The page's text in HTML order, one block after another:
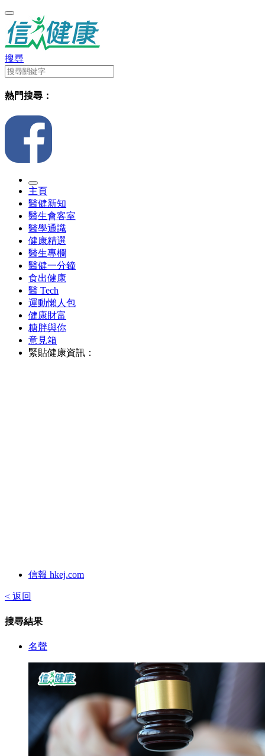
搜尋
熱門搜尋：
主頁
醫健新知
醫生會客室
醫學通識
健康精選
醫生專欄
醫健一分鐘
食出健康
醫 Tech
運動懶人包
健康財富
糖胖與你
意見箱
緊貼健康資訊：
信報 hkej.com
< 返回
搜尋結果
名聲